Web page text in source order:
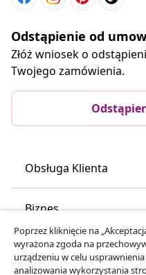
Odstąpienie od
Złóż wniosek o
Twojego zamówienia.
Obsługa Klienta
Biznes
vidaXL
Poprzez kliknięcie na
wyrażona zgoda na
urządzeniu w celu
analizowania wykorzystania